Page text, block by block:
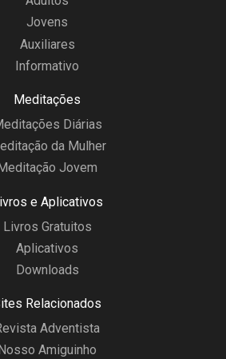
Jovens
Auxiliares
Informativo
Meditações
Diárias
da Mulher
Meditação Jovem
e Aplicativos
Livros Gratuitos
Aplicativos
Downloads
Relacionados
Adventista
Nosso Amiguinho